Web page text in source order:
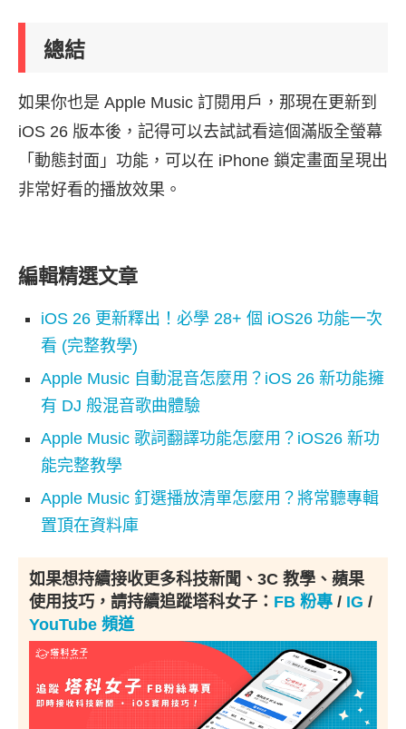
總結
如果你也是 Apple Music 訂閱用戶，那現在更新到
iOS 26 版本後，記得可以去試試看這個滿版全螢幕
「動態封面」功能，可以在 iPhone 鎖定畫面呈現出
非常好看的播放效果。
編輯精選文章
iOS 26 更新釋出！必學 28+ 個 iOS26 功能一次
看 (完整教學)
Apple Music 自動混音怎麼用？iOS 26 新功能擁
有 DJ 般混音歌曲體驗
Apple Music 歌詞翻譯功能怎麼用？iOS26 新功
能完整教學
Apple Music 釘選播放清單怎麼用？將常聽專輯
置頂在資料庫
如果想持續接收更多科技新聞、3C 教學、蘋果
使用技巧，請持續追蹤塔科女子： FB 粉專 / IG /
YouTube 頻道